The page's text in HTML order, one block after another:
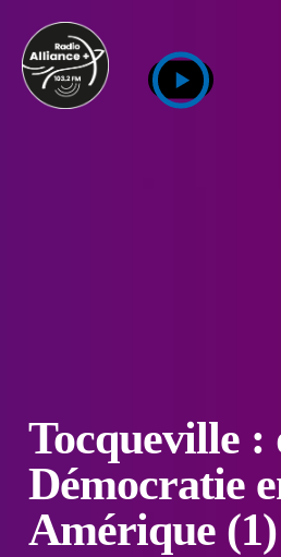
Tocqueville :
Démocratie
Amérique (1)